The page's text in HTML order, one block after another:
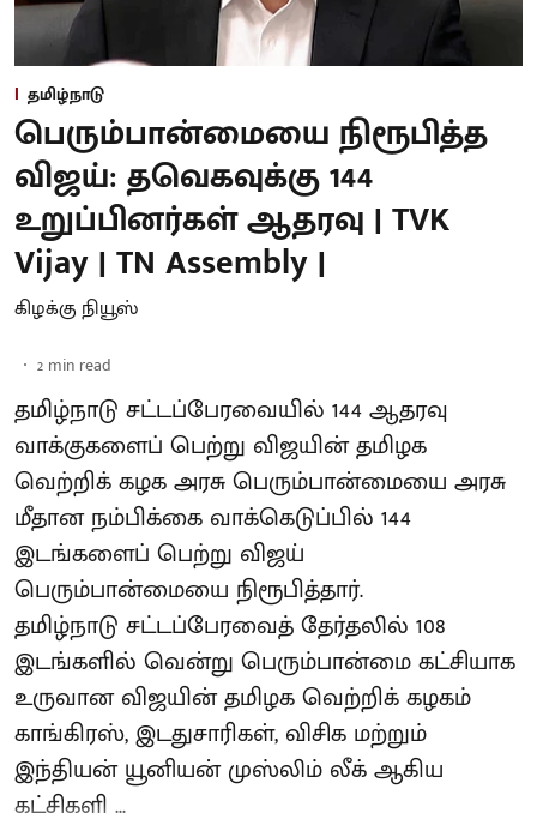
தமிழ்நாடு
பெரும்பான்மையை நிரூபித்த
விஜய்: தவெகவுக்கு 144
உறுப்பினர்கள் ஆதரவு | TVK
Vijay | TN Assembly |
கிழக்கு நியூஸ்
2 min read
தமிழ்நாடு சட்டப்பேரவையில் 144 ஆதரவு
வாக்குகளைப் பெற்று விஜயின் தமிழக
வெற்றிக் கழக அரசு பெரும்பான்மையை அரசு
மீதான நம்பிக்கை வாக்கெடுப்பில் 144
இடங்களைப் பெற்று விஜய்
பெரும்பான்மையை நிரூபித்தார்.
தமிழ்நாடு சட்டப்பேரவைத் தேர்தலில் 108
இடங்களில் வென்று பெரும்பான்மை கட்சியாக
உருவான விஜயின் தமிழக வெற்றிக் கழகம்
காங்கிரஸ், இடதுசாரிகள், விசிக மற்றும்
இந்தியன் யூனியன் முஸ்லிம் லீக் ஆகிய
கட்சிகளி ...